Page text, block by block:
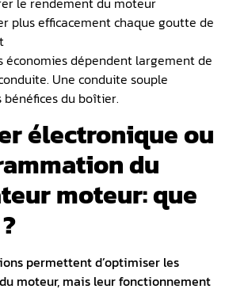
plus efficacement chaque goutte de
économies dépendent largement de
Une conduite souple
du boîtier.
électronique ou
du
moteur: que
permettent d’optimiser les
moteur, mais leur fonctionnement